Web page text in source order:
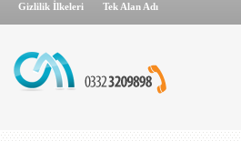
Gizlilik İlkeleri Tek Alan Adı